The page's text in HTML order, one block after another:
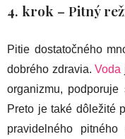
4. krok – Pitný
Pitie dostatočného
dobrého zdravia.Voda
organizmu, podporuje
Preto je také dôležité
pravidelného